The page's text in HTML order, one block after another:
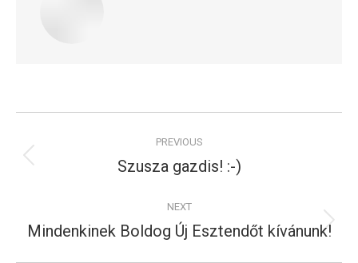
navigation
PREVIOUS
Previous
Szusza gazdis! :-)
NEXT
Next
Mindenkinek Boldog Új Esztendőt kívánunk!